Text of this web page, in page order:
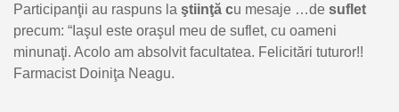
Participanţii au raspuns la ştiinţă cu mesaje …de suflet
precum: “Iaşul este oraşul meu de suflet, cu oameni
minunaţi. Acolo am absolvit facultatea. Felicitări tuturor!!
Farmacist Doiniţa Neagu.